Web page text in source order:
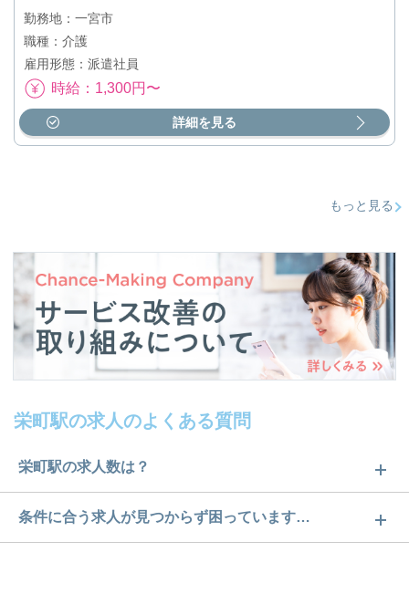
勤務地：一宮市
職種：介護
雇用形態：派遣社員
時給：1,300円〜
詳細を見る
もっと見る
栄町駅の求人のよくある質問
栄町駅の求人数は？
栄町駅の求人数は37件です。どのような求人がある
かぜひチェックしてみてください。
条件に合う求人が見つからず困っています…